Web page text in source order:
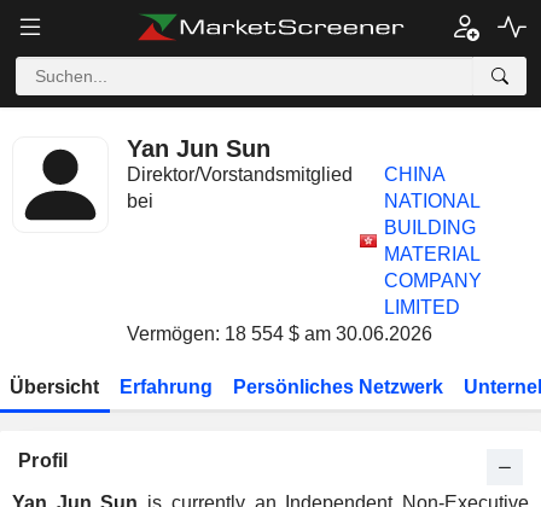
Yan Jun Sun
Direktor/Vorstandsmitglied
bei
CHINA
NATIONAL
BUILDING
MATERIAL
COMPANY
LIMITED
Vermögen: 18 554 $ am 30.06.2026
Übersicht Erfahrung Persönliches Netzwerk
Profil
Yan Jun Sun is currently an Independent Non-Executive